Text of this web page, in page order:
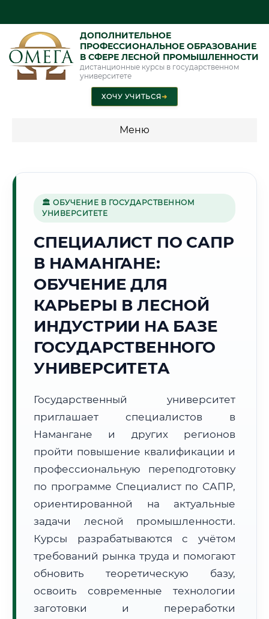
ДОПОЛНИТЕЛЬНОЕ
ПРОФЕССИОНАЛЬНОЕ ОБРАЗОВАНИЕ
В СФЕРЕ ЛЕСНОЙ ПРОМЫШЛЕННОСТИ
дистанционные курсы в государственном
университете
ХОЧУ УЧИТЬСЯ➜
Меню
промышленность"
🌸
Г. НАМАНГАН
Точное местное время:
12:49:49
Четверг, 6 Августа
Погода в г. Наманган:
🌅 Восход:05:14
📍 Региональная справка г. Наманган
Тел. код:
Почтовые индексы:
160100–160130
Часовой пояс:
UTC+5
Формат учебы:
Дистанционно
🗺️ Зона обслуживания: г. Наманган
🏛 ОБУЧЕНИЕ В ГОСУДАРСТВЕННОМ
УНИВЕРСИТЕТЕ
СПЕЦИАЛИСТ ПО САПР
В НАМАНГАНЕ:
ОБУЧЕНИЕ ДЛЯ
КАРЬЕРЫ В ЛЕСНОЙ
ИНДУСТРИИ НА БАЗЕ
ГОСУДАРСТВЕННОГО
УНИВЕРСИТЕТА
Государственный университет
приглашает специалистов в
Намангане и других регионов
пройти повышение квалификации и
профессиональную переподготовку
по программе Специалист по САПР,
ориентированной на актуальные
задачи лесной промышленности.
Курсы разрабатываются с учётом
требований рынка труда и помогают
обновить теоретическую базу,
освоить современные технологии
заготовки и переработки